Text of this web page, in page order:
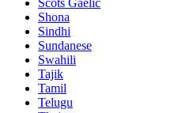
Scots Gaelic
Shona
Sindhi
Sundanese
Swahili
Tajik
Tamil
Telugu